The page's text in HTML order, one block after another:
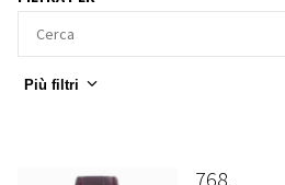
Più filtri
768